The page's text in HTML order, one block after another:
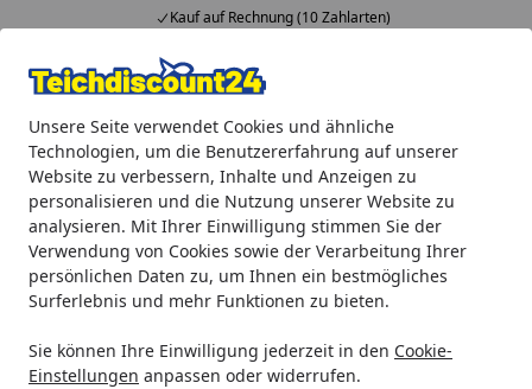
Unsere Seite verwendet Cookies und ähnliche
Technologien, um die Benutzererfahrung auf unserer
Website zu verbessern, Inhalte und Anzeigen zu
personalisieren und die Nutzung unserer Website zu
analysieren. Mit Ihrer Einwilligung stimmen Sie der
Verwendung von Cookies sowie der Verarbeitung Ihrer
persönlichen Daten zu, um Ihnen ein bestmögliches
Surferlebnis und mehr Funktionen zu bieten.
Sie können Ihre Einwilligung jederzeit in den Cookie-
Einstellungen anpassen oder widerrufen.
Kauf auf Rechnung (10 Zahlarten)
Alle Produkte
Mein Konto
Suchen
Startseite
Gardenforma Abdeckung eckig für Gasflaschen, Beton-
Gardenforma Abdeckung eckig für
Gasflaschen, Beton-Optik grau
Faser-Beton, für 11 kg Gasbehälter